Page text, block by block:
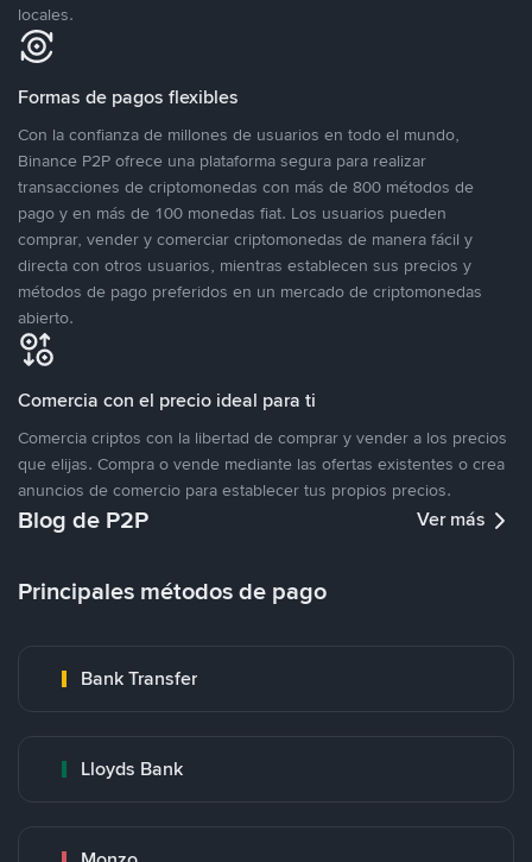
locales.
Formas de pagos flexibles
Con la confianza de millones de usuarios en todo el mundo,
Binance P2P ofrece una plataforma segura para realizar
transacciones de criptomonedas con más de 800 métodos de
pago y en más de 100 monedas fiat. Los usuarios pueden
comprar, vender y comerciar criptomonedas de manera fácil y
directa con otros usuarios, mientras establecen sus precios y
métodos de pago preferidos en un mercado de criptomonedas
abierto.
Comercia con el precio ideal para ti
Comercia criptos con la libertad de comprar y vender a los precios
que elijas. Compra o vende mediante las ofertas existentes o crea
anuncios de comercio para establecer tus propios precios.
Blog de P2P Ver más
Principales métodos de pago
Bank Transfer
Lloyds Bank